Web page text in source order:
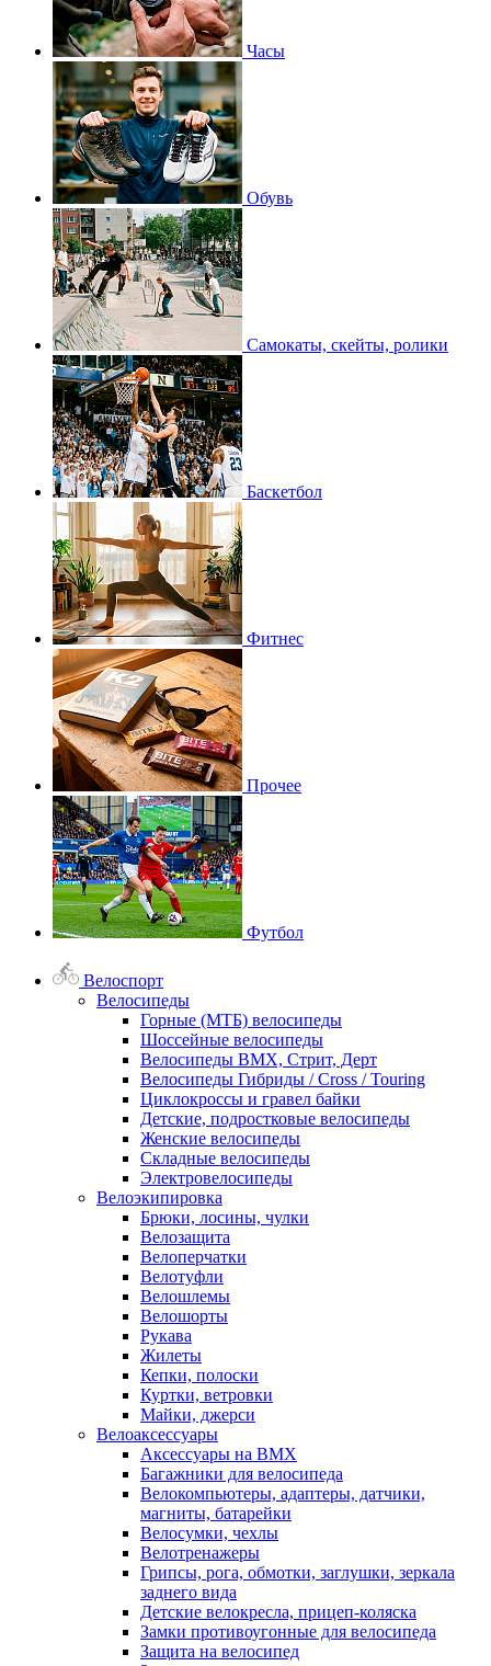
Часы
Обувь
Самокаты, скейты, ролики
Баскетбол
Фитнес
Прочее
Футбол
Велоспорт
Велосипеды
Горные (МТБ) велосипеды
Шоссейные велосипеды
Велосипеды BMX, Стрит, Дерт
Велосипеды Гибриды / Cross / Touring
Циклокроссы и гравел байки
Детские, подростковые велосипеды
Женские велосипеды
Складные велосипеды
Электровелосипеды
Велоэкипировка
Брюки, лосины, чулки
Велозащита
Велоперчатки
Велотуфли
Велошлемы
Велошорты
Рукава
Жилеты
Кепки, полоски
Куртки, ветровки
Майки, джерси
Велоаксессуары
Аксессуары на BMX
Багажники для велосипеда
Велокомпьютеры, адаптеры, датчики,
магниты, батарейки
Велосумки, чехлы
Велотренажеры
Грипсы, рога, обмотки, заглушки, зеркала
заднего вида
Детские велокресла, прицеп-коляска
Замки противоугонные для велосипеда
Защита на велосипед